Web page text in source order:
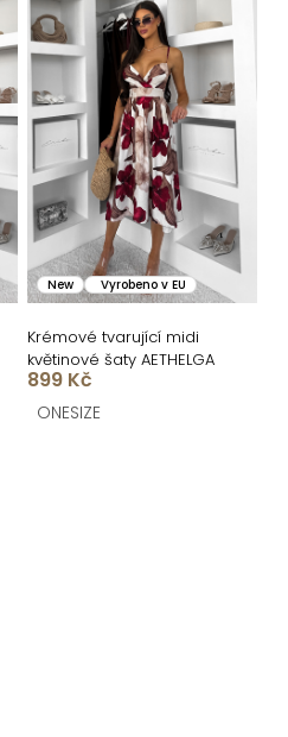
New Vyrobeno v EU
Krémové tvarující midi
květinové šaty AETHELGA
899 Kč
ONESIZE